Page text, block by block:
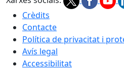
Crèdits
Contacte
Política de privacitat i
Avís legal
Accessibilitat